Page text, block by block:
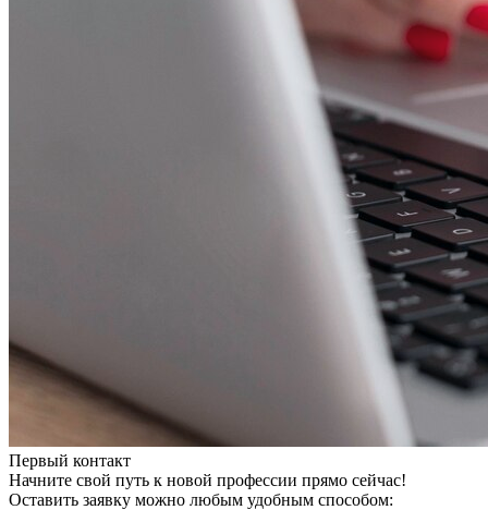
Первый контакт
Начните свой путь к новой профессии прямо сейчас!
Оставить заявку можно любым удобным способом: